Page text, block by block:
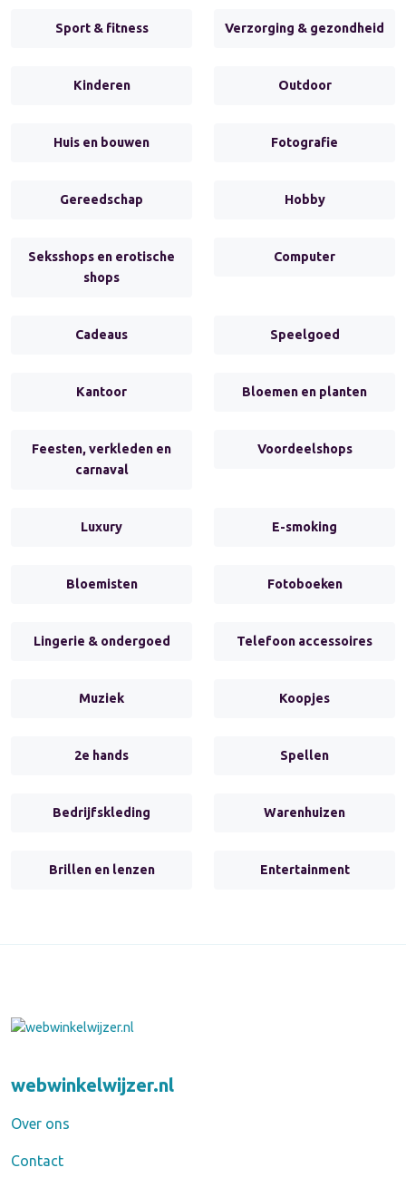
Sport & fitness Verzorging & gezondheid
Kinderen Outdoor
Huis en bouwen Fotografie
Gereedschap Hobby
Seksshops en erotische
shops
Computer
Cadeaus Speelgoed
Kantoor Bloemen en planten
Feesten, verkleden en
carnaval
Voordeelshops
Luxury E-smoking
Bloemisten Fotoboeken
Lingerie & ondergoed Telefoon accessoires
Muziek Koopjes
2e hands Spellen
Bedrijfskleding Warenhuizen
Brillen en lenzen Entertainment
webwinkelwijzer.nl
Over ons
Contact